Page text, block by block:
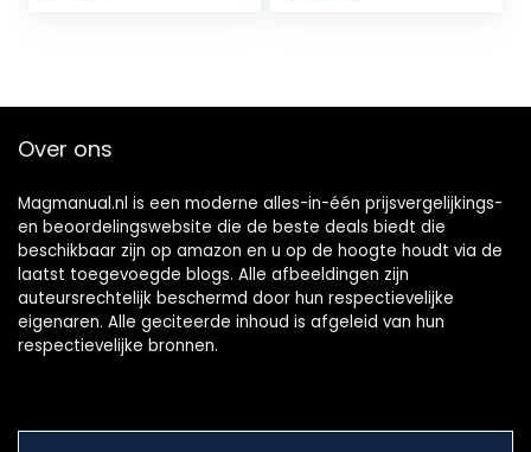
Over ons
Magmanual.nl is een moderne alles-in-één prijsvergelijkings-
en beoordelingswebsite die de beste deals biedt die
beschikbaar zijn op amazon en u op de hoogte houdt via de
laatst toegevoegde blogs. Alle afbeeldingen zijn
auteursrechtelijk beschermd door hun respectievelijke
eigenaren. Alle geciteerde inhoud is afgeleid van hun
respectievelijke bronnen.